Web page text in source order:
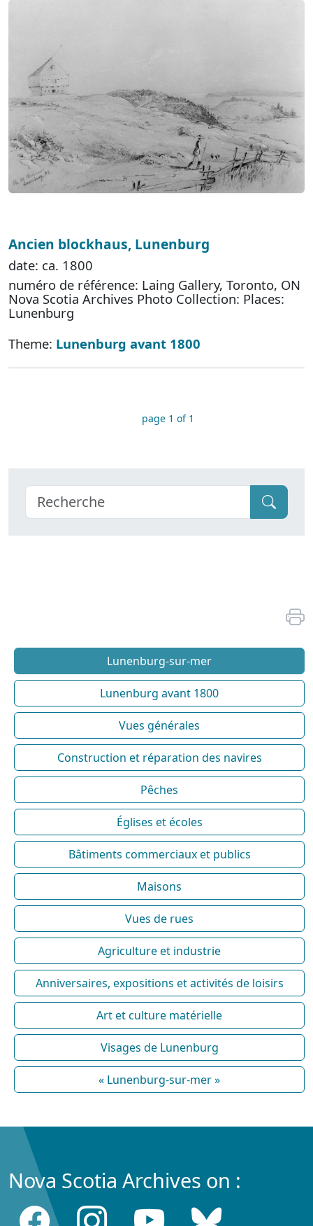
Ancien blockhaus, Lunenburg
date: ca. 1800
numéro de référence: Laing Gallery, Toronto, ON
Nova Scotia Archives Photo Collection: Places:
Lunenburg
Theme: Lunenburg avant 1800
page 1 of 1
Lunenburg-sur-mer
Lunenburg avant 1800
Vues générales
Construction et réparation des navires
Pêches
Églises et écoles
Bâtiments commerciaux et publics
Maisons
Vues de rues
Agriculture et industrie
Anniversaires, expositions et activités de loisirs
Art et culture matérielle
Visages de Lunenburg
« Lunenburg-sur-mer »
Nova Scotia Archives on :